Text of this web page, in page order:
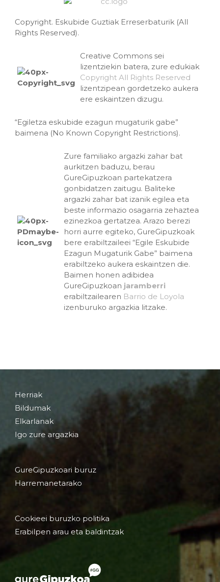
Copyright. Eskubide Guztiak Erreserbaturik (All
Rights Reserved).
Creative Commons sei
lizentziekin batera, zure edukiak
Copyright All Rights Reserved
lizentzipean gordetzeko aukera
ere eskaintzen dizugu.
“Egiletza eskubide ezagun mugaturik gabe”
baimena (No Known Copyright Restrictions).
Zure familiako argazki zahar bat
aurkitzen baduzu, berau
GureGipuzkoan partekatzera
gonbidatzen zaitugu. Baliteke
argazki zahar bat izanik egilea eta
beste informazio osagarria zehaztea
ezinezkoa gertatzea. Arazo berezi
horri aurre egiteko, GureGipuzkoak
bere erabiltzaileei “Egile Eskubide
Ezagun Mugaturik Gabe” baimena
erabiltzeko aukera eskaintzen die.
Baimen honen adibidea
GureGipuzkoan jaramberri
erabiltzailearen Barrio de Loyola
izenburuko argazkia litzake.
Herriak
Bildumak
Elkarlanak
Igo zure argazkia
GureGipuzkoari buruz
Harremanetarako
Cookieei buruzko politika
Erabilpen arau eta baldintzak